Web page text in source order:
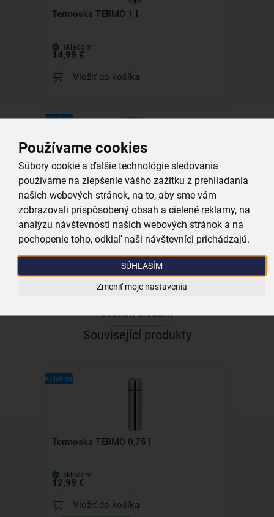
Používame cookies
Súbory cookie a ďalšie technológie sledovania
používame na zlepšenie vášho zážitku z prehliadania
našich webových stránok, na to, aby sme vám
zobrazovali prispôsobený obsah a cielené reklamy, na
analýzu návštevnosti našich webových stránok a na
pochopenie toho, odkiaľ naši návštevníci prichádzajú.
SÚHLASÍM
Zmeniť moje nastavenia
Termoska TERMO 1 l
skladom
14,99 €
Vložiť do košíka
Kolekcia
Termohrnček TERMO 0,45 l
skladom
9,59 €
Vložiť do košíka
Všechny produkty
Související produkty
Kolekcia
Termoska TERMO 0,75 l
skladom
12,99 €
Vložiť do košíka